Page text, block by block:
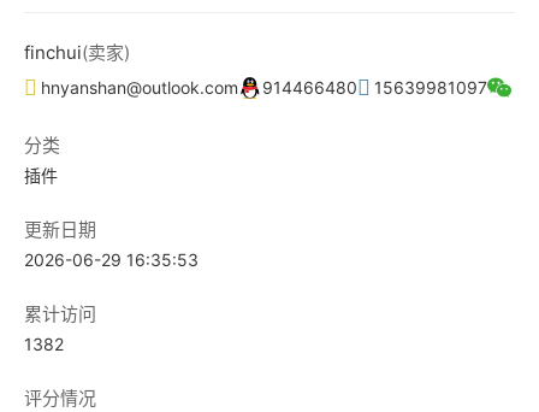
finchui(卖家)
hnyanshan@outlook.com 914466480 15639981097
分类
插件
更新日期
2026-06-29 16:35:53
累计访问
1382
评分情况